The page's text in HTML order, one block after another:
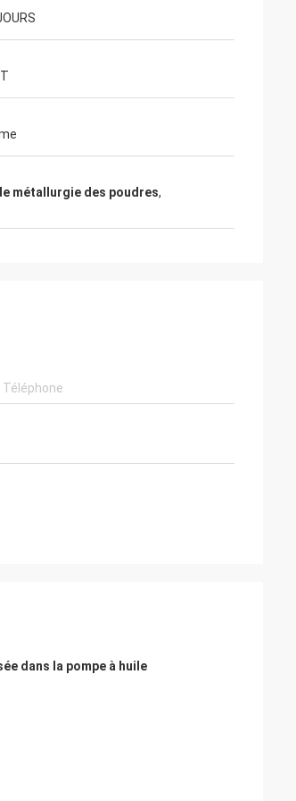
métallurgie des poudres,
dans la pompe à huile